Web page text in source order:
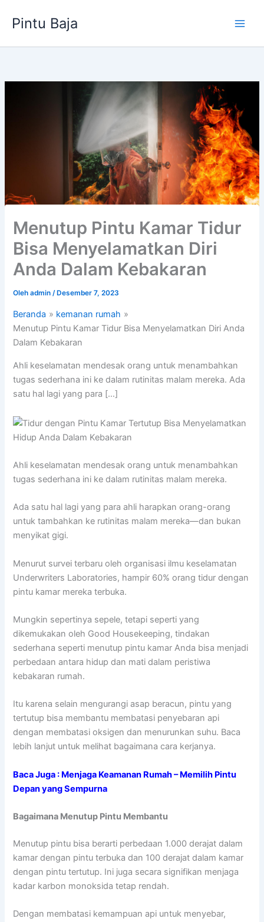
Pintu Baja
Menutup Pintu Kamar Tidur
Bisa Menyelamatkan Diri
Anda Dalam Kebakaran
Olehadmin/ Desember 7, 2023
Beranda
kemanan rumah
Menutup Pintu Kamar Tidur Bisa Menyelamatkan Diri Anda
Dalam Kebakaran
Ahli keselamatan mendesak orang untuk menambahkan
tugas sederhana ini ke dalam rutinitas malam mereka. Ada
satu hal lagi yang para […]
Ahli keselamatan mendesak orang untuk menambahkan
tugas sederhana ini ke dalam rutinitas malam mereka.
Ada satu hal lagi yang para ahli harapkan orang-orang
untuk tambahkan ke rutinitas malam mereka—dan bukan
menyikat gigi.
Menurut survei terbaru oleh organisasi ilmu keselamatan
Underwriters Laboratories, hampir 60% orang tidur dengan
pintu kamar mereka terbuka.
Mungkin sepertinya sepele, tetapi seperti yang
dikemukakan oleh Good Housekeeping, tindakan
sederhana seperti menutup pintu kamar Anda bisa menjadi
perbedaan antara hidup dan mati dalam peristiwa
kebakaran rumah.
Itu karena selain mengurangi asap beracun, pintu yang
tertutup bisa membantu membatasi penyebaran api
dengan membatasi oksigen dan menurunkan suhu. Baca
lebih lanjut untuk melihat bagaimana cara kerjanya.
Baca Juga : Menjaga Keamanan Rumah – Memilih Pintu
Depan yang Sempurna
Bagaimana Menutup Pintu Membantu
Menutup pintu bisa berarti perbedaan 1.000 derajat dalam
kamar dengan pintu terbuka dan 100 derajat dalam kamar
dengan pintu tertutup. Ini juga secara signifikan menjaga
kadar karbon monoksida tetap rendah.
Dengan membatasi kemampuan api untuk menyebar,